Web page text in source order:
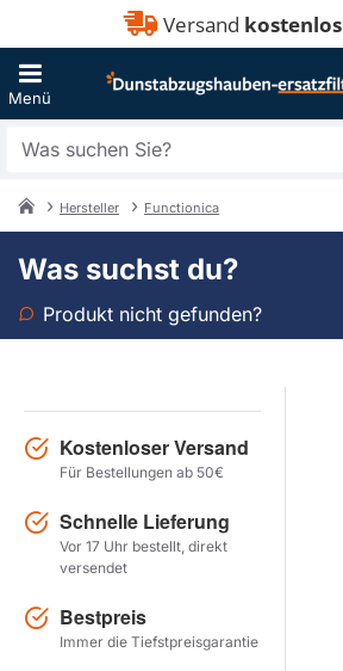
Versand kostenlos
Was
Sie?
Hersteller Functionica
Was suchst du?
Produkt nicht gefunden?
PRODUKTE ANZEIGEN
Kostenloser Versand
Für Bestellungen ab 50€
Schnelle Lieferung
Vor 17 Uhr bestellt, direkt
versendet
Bestpreis
Immer die Tiefstpreisgarantie